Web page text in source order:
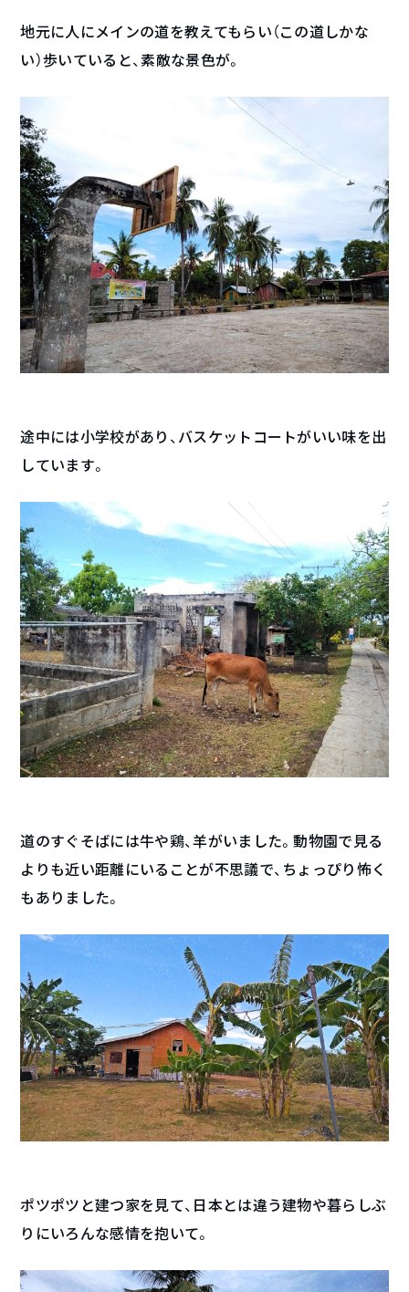
地元に人にメインの道を教えてもらい（この道しかな
い）歩いていると、素敵な景色が。
途中には小学校があり、バスケットコートがいい味を出
しています。
道のすぐそばには牛や鶏、羊がいました。動物園で見る
よりも近い距離にいることが不思議で、ちょっぴり怖く
もありました。
ポツポツと建つ家を見て、日本とは違う建物や暮らしぶ
りにいろんな感情を抱いて。